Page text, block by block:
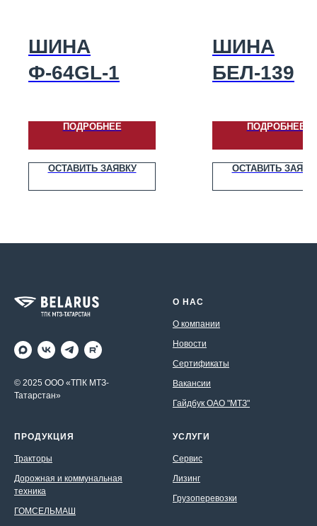
ШИНА
Ф-64GL-1
ПОДРОБНЕЕ
ОСТАВИТЬ ЗАЯВКУ
ШИНА
БЕЛ-139
ПОДРОБНЕЕ
ОСТАВИТЬ
© 2025 ООО «ТПК МТЗ-
Татарстан»
О НАС
О компании
Новости
Сертификаты
Вакансии
Гайдбук ОАО "МТЗ"
ПРОДУКЦИЯ
Тракторы
Дорожная и коммунальная
техника
ГОМСЕЛЬМАШ
УСЛУГИ
Сервис
Лизинг
Грузоперевозки